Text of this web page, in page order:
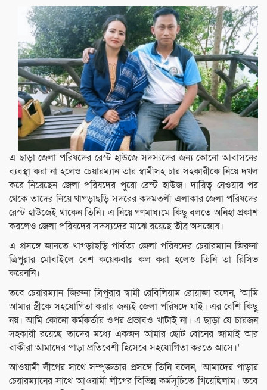
এ ছাড়া জেলা পরিষদের রেস্ট হাউজে সদস্যদের জন্য কোনো আবাসনের
ব্যবস্থা করা না হলেও চেয়ারম্যান তার স্বামীসহ চার সহকারীকে নিয়ে দখল
করে নিয়েছেন জেলা পরিষদের পুরো রেস্ট হাউজ। দায়িত্ব নেওয়ার পর
থেকে তাদের নিয়ে খাগড়াছড়ি সদরের কদমতলী এলাকার জেলা পরিষদের
রেস্ট হাউজেই থাকেন তিনি। এ নিয়ে গণমাধ্যমে কিছু বলতে অনিহা প্রকাশ
করলেও জেলা পরিষদের সদস্যদের মাঝে রয়েছে তীব্র অসন্তোষ।
এ প্রসঙ্গে জানতে খাগড়াছড়ি পার্বত্য জেলা পরিষদের চেয়ারম্যান জিরুনা
ত্রিপুরার মোবাইলে বেশ কয়েকবার কল করা হলেও তিনি তা রিসিভ
করেননি।
তবে চেয়ারম্যান জিরুনা ত্রিপুরার স্বামী রেবিলিয়াম রোয়াজা বলেন, ‘আমি
আমার স্ত্রীকে সহযোগিতা করার জন্যই জেলা পরিষদে যাই। এর বেশি কিছু
নয়। আমি কোনো কর্মকর্তার ওপর প্রভাবও খাটাই না। এ ছাড়া যে চারজন
সহকারী রয়েছে তাদের মধ্যে একজন আমার ছোট বোনের জামাই আর
বাকীরা আমাদের পাড়া প্রতিবেশী হিসেবে সহযোগিতা করতে আসে।’
আওয়ামী লীগের সাথে সম্পৃক্ততার প্রসঙ্গে তিনি বলেন, ‘আমাদের পাড়ার
চেয়ারম্যানের সাথে আওয়ামী লীগের বিভিন্ন কর্মসূচিতে গিয়েছিলাম। তবে